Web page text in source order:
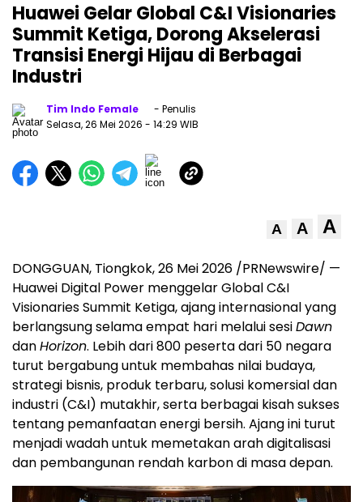
Huawei Gelar Global C&I Visionaries
Summit Ketiga, Dorong Akselerasi
Transisi Energi Hijau di Berbagai
Industri
Tim Indo Female
- Penulis
Selasa, 26 Mei 2026 - 14:29 WIB
A A A
DONGGUAN, Tiongkok, 26 Mei 2026 /PRNewswire/ —
Huawei Digital Power menggelar Global C&I
Visionaries Summit Ketiga, ajang internasional yang
berlangsung selama empat hari melalui sesiDawn
danHorizon. Lebih dari 800 peserta dari 50 negara
turut bergabung untuk membahas nilai budaya,
strategi bisnis, produk terbaru, solusi komersial dan
industri (C&I) mutakhir, serta berbagai kisah sukses
tentang pemanfaatan energi bersih. Ajang ini turut
menjadi wadah untuk memetakan arah digitalisasi
dan pembangunan rendah karbon di masa depan.